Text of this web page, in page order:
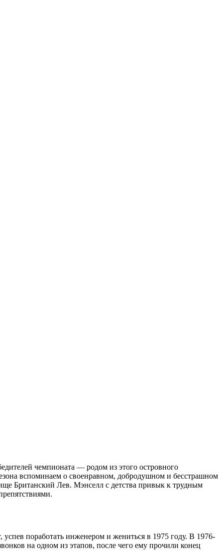
чемпионата — родом из этого островного
вспоминаем о своенравном, добродушном и бесстрашном
Британский Лев. Мэнселл с детства привык к трудным
поработать инженером и жениться в 1975 году. В 1976-
на одном из этапов, после чего ему прочили конец